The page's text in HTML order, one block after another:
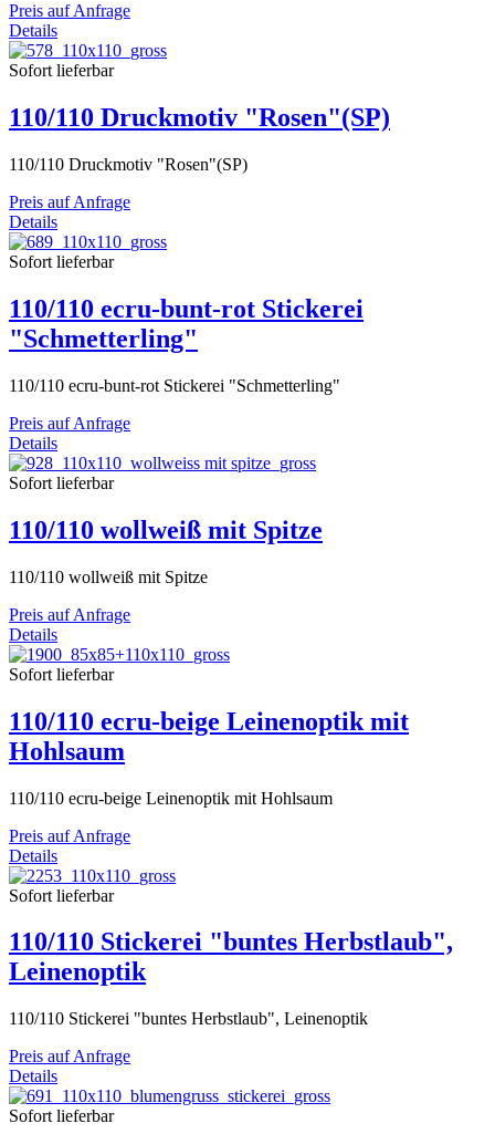
Preis auf Anfrage
Details
Sofort lieferbar
110/110 Druckmotiv "Rosen"(SP)
110/110 Druckmotiv "Rosen"(SP)
Preis auf Anfrage
Details
Sofort lieferbar
110/110 ecru-bunt-rot Stickerei
"Schmetterling"
110/110 ecru-bunt-rot Stickerei "Schmetterling"
Preis auf Anfrage
Details
Sofort lieferbar
110/110 wollweiß mit Spitze
110/110 wollweiß mit Spitze
Preis auf Anfrage
Details
Sofort lieferbar
110/110 ecru-beige Leinenoptik mit
Hohlsaum
110/110 ecru-beige Leinenoptik mit Hohlsaum
Preis auf Anfrage
Details
Sofort lieferbar
110/110 Stickerei "buntes Herbstlaub",
Leinenoptik
110/110 Stickerei "buntes Herbstlaub", Leinenoptik
Preis auf Anfrage
Details
Sofort lieferbar